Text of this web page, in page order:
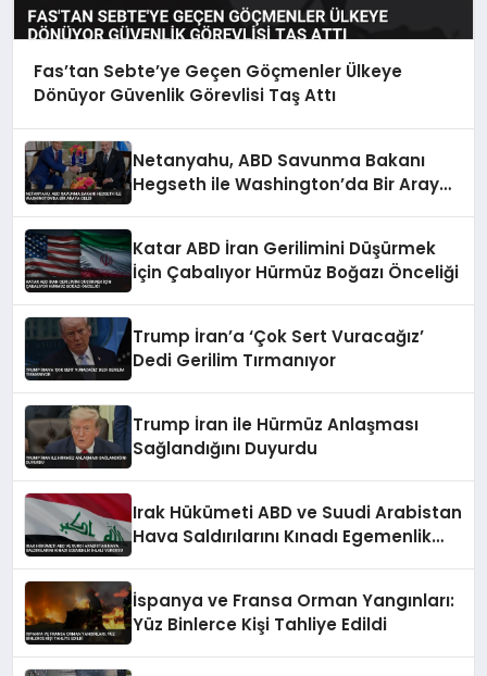
Fas’tan Sebte’ye Geçen Göçmenler Ülkeye
Dönüyor Güvenlik Görevlisi Taş Attı
Netanyahu, ABD Savunma Bakanı
Hegseth ile Washington’da Bir Araya
Katar ABD İran Gerilimini Düşürmek
İçin Çabalıyor Hürmüz Boğazı Önceliği
Trump İran’a ‘Çok Sert Vuracağız’
Dedi Gerilim Tırmanıyor
Trump İran ile Hürmüz Anlaşması
Sağlandığını Duyurdu
Irak Hükümeti ABD ve Suudi Arabistan
Hava Saldırılarını Kınadı Egemenlik
İspanya ve Fransa Orman Yangınları:
Yüz Binlerce Kişi Tahliye Edildi